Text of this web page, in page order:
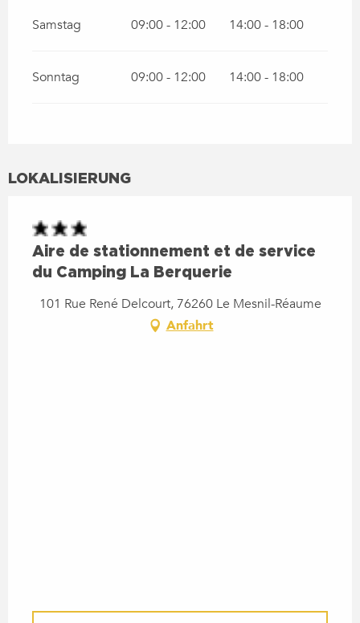
Samstag 09:00 - 12:00 14:00 - 18:00
Sonntag 09:00 - 12:00 14:00 - 18:00
LOKALISIERUNG
Aire de stationnement et de service
du Camping La Berquerie
101 Rue René Delcourt, 76260 Le Mesnil-Réaume
Anfahrt